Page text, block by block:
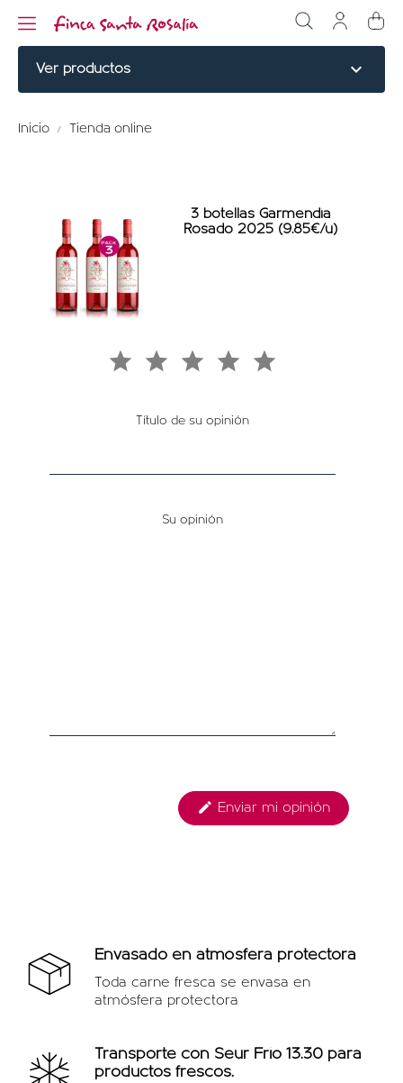
Ver productos expand_more
ELABORADOS
VINO ECOLÓGICO
PERDIZ ROJA
HUERTA KM0
Inicio Tienda online
3 botellas Garmendia
Rosado 2025 (9.85€/u)
Título de su opinión
Su opinión
 Enviar mi opinión
Envasado en atmósfera protectora
Toda carne fresca se envasa en
atmósfera protectora
Transporte con Seur Frio 13.30 para
productos frescos.